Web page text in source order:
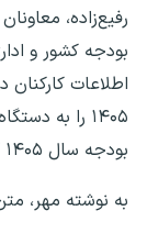
رفیع‌زاده،
بودجه کشور و
اطلاعات
۱۴۰۵ را به
بودجه سال ۱۴۰۵ کل کشور ابلاغ کردند.
به نوشته مهر،